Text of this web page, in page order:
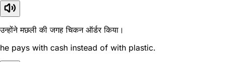
उन्होंने मछली की जगह चिकन ऑर्डर किया।
he pays with cash instead of with plastic.